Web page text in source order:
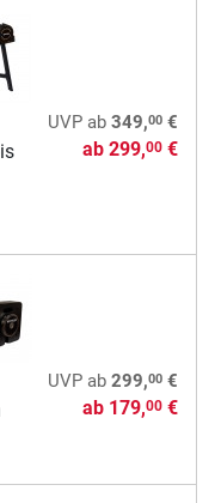
UVPab 349,00€
ab 299,00€
UVPab 299,00€
ab 179,00€